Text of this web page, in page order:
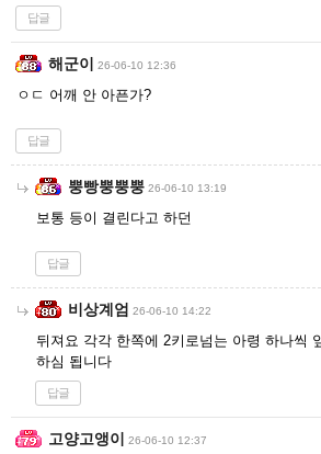
답글
해군이 26-06-10 12:36
ㅇㄷ 어깨 안 아픈가?
답글
뿡빵뿡뿡뿡 26-06-10 13:19
보통 등이 결린다고 하던
답글
비상계엄 26-06-10 14:22
뒤져요 각각 한쪽에 2키로넘는 아령 하나씩
하심 됩니다
답글
고양고앵이 26-06-10 12:37